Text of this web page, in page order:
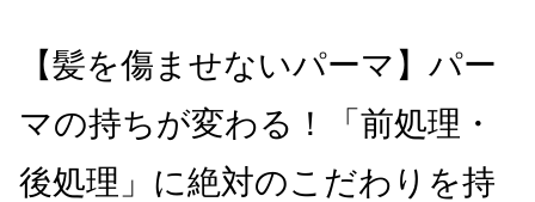
​【髪を傷ませないパーマ】パー
マの持ちが変わる！「前処理・
後処理」に絶対のこだわりを持